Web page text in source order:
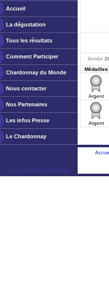
Accueil
La dégustation
Tous les résultats
Comment Participer
Chardonnay du Monde
Nous contacter
Nos Partenaires
Les infos Presse
Le Chardonnay
Année
Médailles
Argent
Argent
ￂﾮ OENOPLURIMEDIA